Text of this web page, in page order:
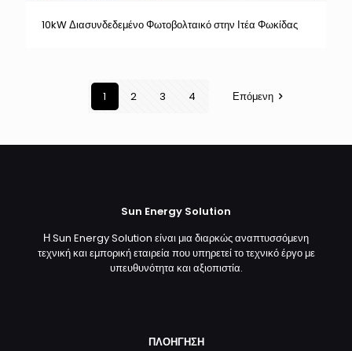
10kW Διασυνδεδεμένο Φωτοβολταικό στην Ιτέα Φωκίδας
1 2 3 4 Επόμενη
Sun Energy Solution
Η Sun Energy Solution είναι μια διαρκώς αναπτυσσόμενη
τεχνική και εμπορική εταιρεία που υπηρετεί το τεχνικό έργο με
υπευθυνότητα και αξιοπιστία.
ΠΛΟΗΓΗΣΗ